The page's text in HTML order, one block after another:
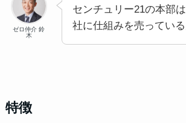
ゼロ仲介 鈴
木
センチュリー21の本部
社に仕組みを売ってい
特徴